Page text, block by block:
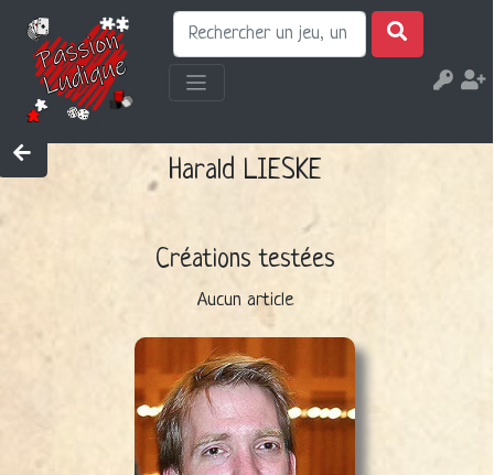
Harald LIESKE
Créations testées
Aucun article